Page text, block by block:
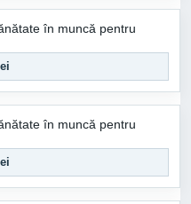
în muncă pentru
în muncă pentru